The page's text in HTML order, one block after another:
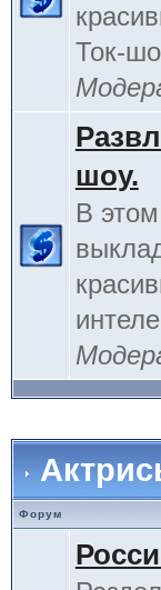
Ток-
шоу.
В
Форум